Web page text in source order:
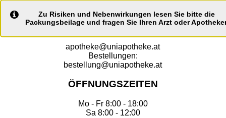
Zu Risiken und Nebenwirkungen lesen Sie bitte die
Packungsbeilage und fragen Sie Ihren Arzt oder
apotheke@uniapotheke.at
Bestellungen:
bestellung@uniapotheke.at
ÖFFNUNGSZEITEN
Mo - Fr 8:00 - 18:00
Sa 8:00 - 12:00